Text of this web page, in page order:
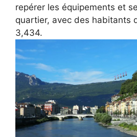
repérer les équipements et
quartier, avec des habitants
3,434.